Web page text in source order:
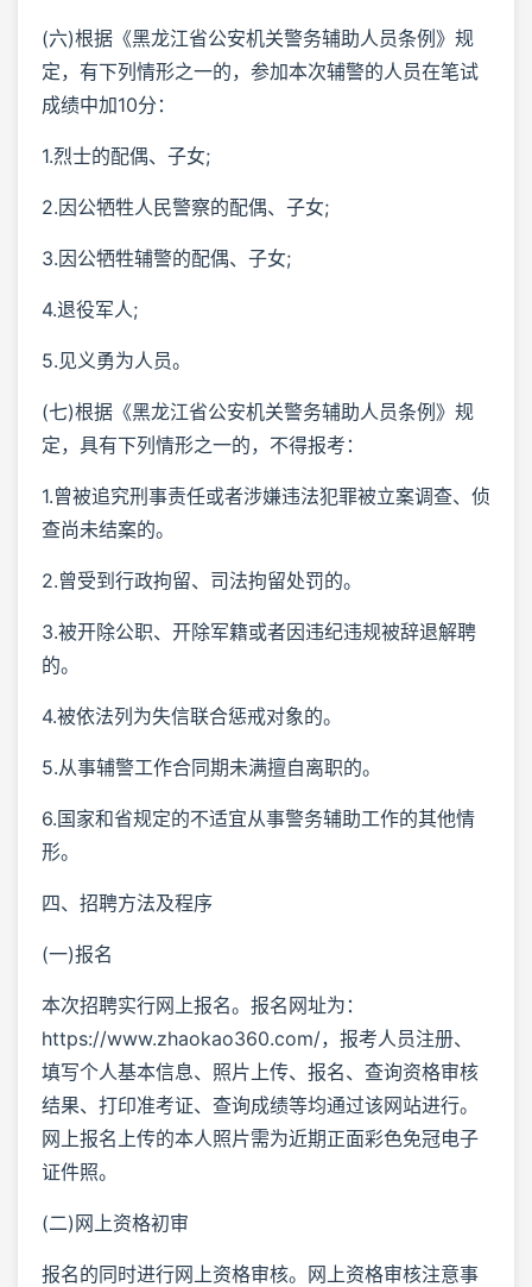
(六)根据《黑龙江省公安机关警务辅助人员条例》规
定，有下列情形之一的，参加本次辅警的人员在笔试
成绩中加10分：
1.烈士的配偶、子女;
2.因公牺牲人民警察的配偶、子女;
3.因公牺牲辅警的配偶、子女;
4.退役军人;
5.见义勇为人员。
(七)根据《黑龙江省公安机关警务辅助人员条例》规
定，具有下列情形之一的，不得报考：
1.曾被追究刑事责任或者涉嫌违法犯罪被立案调查、侦
查尚未结案的。
2.曾受到行政拘留、司法拘留处罚的。
3.被开除公职、开除军籍或者因违纪违规被辞退解聘
的。
4.被依法列为失信联合惩戒对象的。
5.从事辅警工作合同期未满擅自离职的。
6.国家和省规定的不适宜从事警务辅助工作的其他情
形。
四、招聘方法及程序
(一)报名
本次招聘实行网上报名。报名网址为：
https://www.zhaokao360.com/，报考人员注册、
填写个人基本信息、照片上传、报名、查询资格审核
结果、打印准考证、查询成绩等均通过该网站进行。
网上报名上传的本人照片需为近期正面彩色免冠电子
证件照。
(二)网上资格初审
报名的同时进行网上资格审核。网上资格审核注意事